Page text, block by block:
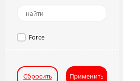
Force
Сбросить Применить